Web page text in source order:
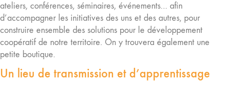
ateliers, conférences, séminaires, événements… afin
d’accompagner les initiatives des uns et des autres, pour
construire ensemble des solutions pour le développement
coopératif de notre territoire. On y trouvera également une
petite boutique.
Un lieu de transmission et d’apprentissage